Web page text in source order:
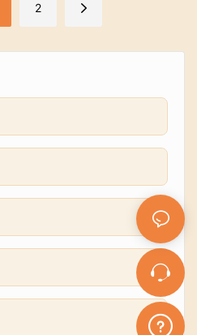
personalizable
2